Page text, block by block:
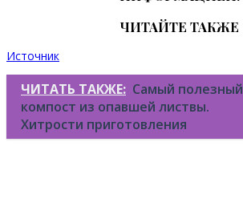
ЧИТАЙТЕ ТАКЖЕ
Источник
ЧИТАТЬ ТАКЖЕ: Самый полезный
компост из опавшей листвы.
Хитрости приготовления